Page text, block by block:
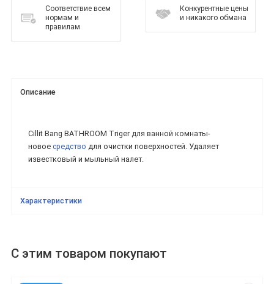
Соответствие всем
нормам и
правилам
Конкурентные цены
и никакого обмана
Описание
Cillit Bаng BATHROOM Triger для ванной комнаты-
новое средство для очистки поверхностей. Удаляет
известковый и мыльный налет.
Характеристики
С этим товаром покупают